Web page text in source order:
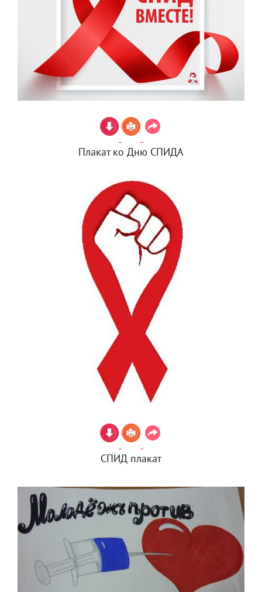
Плакат ко Дню СПИДА
СПИД плакат